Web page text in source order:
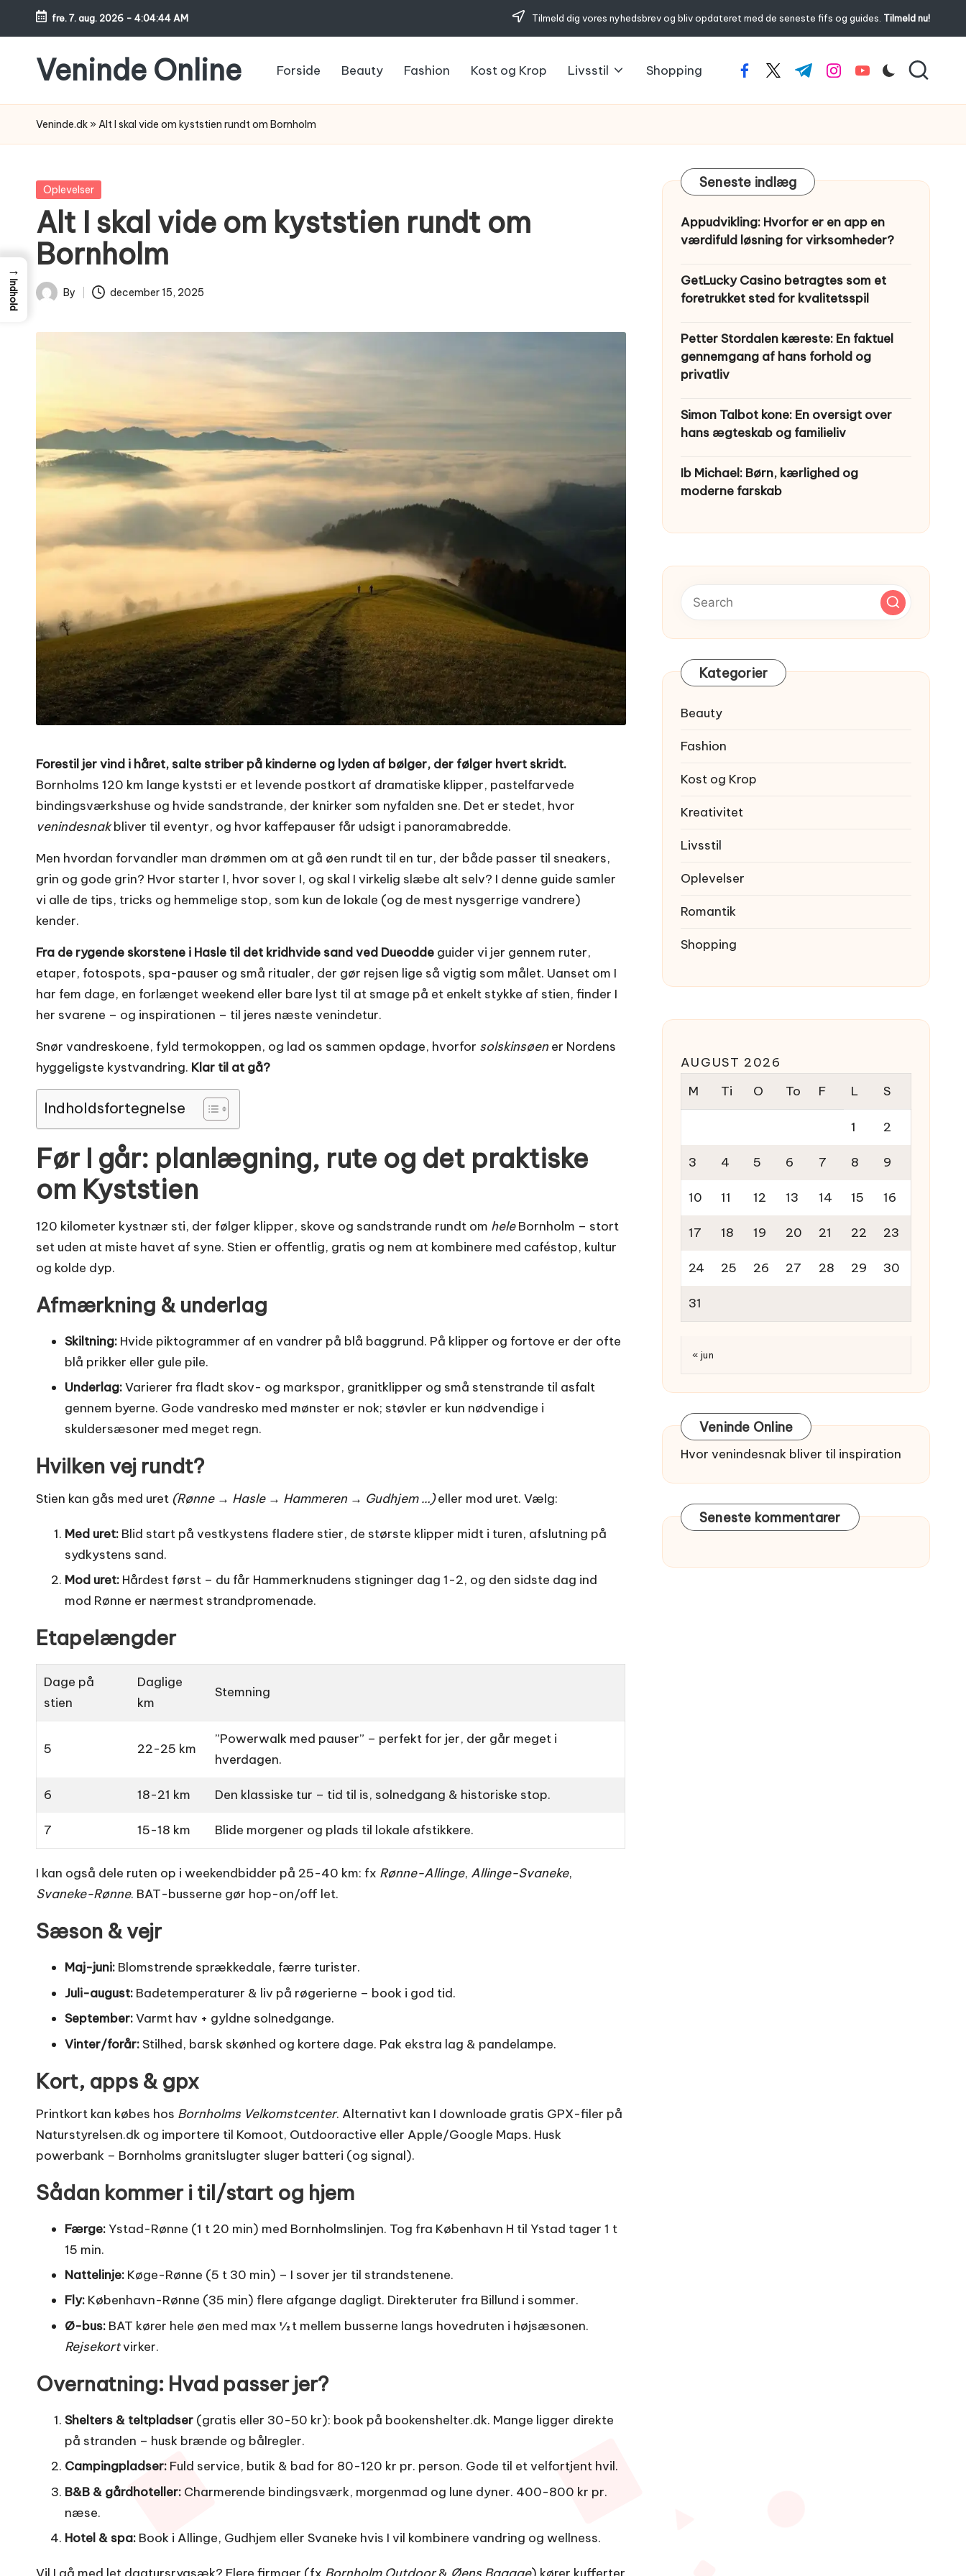
Skip
content
fre. 7. aug. 2026 - 4:04:45 AM Tilmeld dig vores nyhedsbrev og bliv opdateret med de seneste fifs og guides. Tilmeld nu!
Veninde Online
venindesnak
bliver
inspiration
Forside Beauty Fashion Kost og Krop Livsstil Shopping facebook.com
twitter.com
t.me instagram.com
youtube.com
Veninde.dk » Alt I skal vide om kyststien rundt om Bornholm
Posted
Oplevelser
Alt I skal vide om kyststien rundt om
Bornholm
Posted
By december 15, 2025
Forestil jer vind i håret, salte striber på kinderne og lyden af bølger, der følger hvert skridt.
Bornholms 120 km lange kyststi er et levende postkort af dramatiske klipper, pastelfarvede
bindingsværkshuse og hvide sandstrande, der knirker som nyfalden sne. Det er stedet, hvor
venindesnakbliver til eventyr, og hvor kaffepauser får udsigt i panoramabredde.
Men hvordan forvandler man drømmen om at gå øen rundt til en tur, der både passer til sneakers,
grin og gode grin? Hvor starter I, hvor sover I, og skal I virkelig slæbe alt selv? I denne guide samler
vi alle de tips, tricks og hemmelige stop, som kun de lokale (og de mest nysgerrige vandrere)
kender.
Fra de rygende skorstene i Hasle til det kridhvide sand ved Dueodde guider vi jer gennem ruter,
etaper, fotospots, spa-pauser og små ritualer, der gør rejsen lige så vigtig som målet. Uanset om I
har fem dage, en forlænget weekend eller bare lyst til at smage på et enkelt stykke af stien, finder I
her svarene – og inspirationen – til jeres næste venindetur.
Snør vandreskoene, fyld termokoppen, og lad os sammen opdage, hvorfor solskinsøen er Nordens
hyggeligste kystvandring. Klar til at gå?
Indholdsfortegnelse
Før I går: planlægning, rute og det praktiske
om Kyststien
120 kilometer kystnær sti, der følger klipper, skove og sandstrande rundt om heleBornholm – stort
set uden at miste havet af syne. Stien er offentlig, gratis og nem at kombinere med caféstop, kultur
og kolde dyp.
Afmærkning & underlag
Skiltning: Hvide piktogrammer af en vandrer på blå baggrund. På klipper og fortove er der ofte
blå prikker eller gule pile.
Underlag:Varierer fra fladt skov- og markspor, granitklipper og små stenstrande til asfalt
gennem byerne. Gode vandresko med mønster er nok; støvler er kun nødvendige i
skuldersæsoner med meget regn.
Hvilken vej rundt?
Stien kan gås med uret (Rønne → Hasle → Hammeren → Gudhjem …)eller mod uret. Vælg:
Med uret: Blid start på vestkystens fladere stier, de største klipper midt i turen, afslutning på
sydkystens sand.
Mod uret: Hårdest først – du får Hammerknudens stigninger dag 1-2, og den sidste dag ind
mod Rønne er nærmest strandpromenade.
Etapelængder
Dage på
stien
Daglige
km
Stemning
5 22-25 km
”Powerwalk med pauser” – perfekt for jer, der går meget i
hverdagen.
6 18-21 km Den klassiske tur – tid til is, solnedgang & historiske stop.
7 15-18 km Blide morgener og plads til lokale afstikkere.
I kan også dele ruten op i weekendbidder på 25-40 km: fx Rønne-Allinge, Allinge-Svaneke,
Svaneke-Rønne. BAT-busserne gør hop-on/off let.
Sæson & vejr
Maj-juni: Blomstrende sprækkedale, færre turister.
Juli-august: Badetemperaturer & liv på røgerierne – book i god tid.
September:Varmt hav + gyldne solnedgange.
Vinter/forår:Stilhed, barsk skønhed og kortere dage. Pak ekstra lag & pandelampe.
Kort, apps & gpx
Printkort kan købes hos Bornholms Velkomstcenter. Alternativt kan I downloade gratis GPX-filer på
Naturstyrelsen.dk og importere til Komoot, Outdooractive eller Apple/Google Maps. Husk
powerbank – Bornholms granitslugter sluger batteri (og signal).
Sådan kommer i til/start og hjem
Færge:Ystad-Rønne (1 t 20 min) med Bornholmslinjen. Tog fra København H til Ystad tager 1 t
15 min.
Nattelinje: Køge-Rønne (5 t 30 min) – I sover jer til strandstenene.
Fly: København-Rønne (35 min) flere afgange dagligt. Direkteruter fra Billund i sommer.
Ø-bus: BAT kører hele øen med max ½ t mellem busserne langs hovedruten i højsæsonen.
Rejsekortvirker.
Overnatning: Hvad passer jer?
Shelters & teltpladser (gratis eller 30-50 kr): book på bookenshelter.dk. Mange ligger direkte
på stranden – husk brænde og bålregler.
Campingpladser: Fuld service, butik & bad for 80-120 kr pr. person. Gode til et velfortjent hvil.
B&B & gårdhoteller: Charmerende bindingsværk, morgenmad og lune dyner. 400-800 kr pr.
næse.
Hotel & spa: Book i Allinge, Gudhjem eller Svaneke hvis I vil kombinere vandring og wellness.
Seneste indlæg
Appudvikling: Hvorfor er en app en
værdifuld løsning for virksomheder?
GetLucky Casino betragtes som et
foretrukket sted for kvalitetsspil
Petter Stordalen kæreste: En faktuel
gennemgang af hans forhold og
privatliv
Simon Talbot kone: En oversigt over
hans ægteskab og familieliv
Ib Michael: Børn, kærlighed og
moderne farskab
Kategorier
Beauty
Fashion
Kost og Krop
Kreativitet
Livsstil
Oplevelser
Romantik
Shopping
AUGUST 2026
M
Ti O To F L S
1 2
3 4 5 6 7 8 9
10 11 12 13 14 15 16
17 18 19 20 21 22 23
24 25 26 27 28 29 30
31
« jun
Veninde Online
Hvor venindesnak bliver til inspiration
Seneste kommentarer
→
Indhold